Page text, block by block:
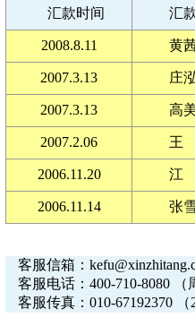
汇款时间 汇
2008.8.11 黄
2007.3.13 庄
2007.3.13 高
2007.2.06 王
2006.11.20 江
2006.11.14 张
客服信箱：
客服电话：400-710-8080 （
客服传真：010-67192370 （